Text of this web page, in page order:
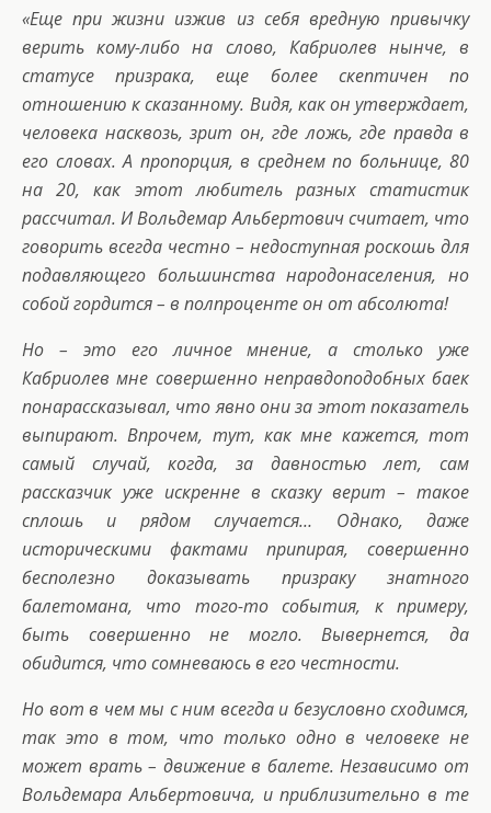
«Еще при жизни изжив из себя вредную привычку
верить кому-либо на слово, Кабриолев нынче, в
статусе призрака, еще более скептичен по
отношению к сказанному. Видя, как он утверждает,
человека насквозь, зрит он, где ложь, где правда в
его словах. А пропорция, в среднем по больнице, 80
на 20, как этот любитель разных статистик
рассчитал. И Вольдемар Альбертович считает, что
говорить всегда честно – недоступная роскошь для
подавляющего большинства народонаселения, но
собой гордится – в полпроценте он от абсолюта!
Но – это его личное мнение, а столько уже
Кабриолев мне совершенно неправдоподобных баек
понарассказывал, что явно они за этот показатель
выпирают. Впрочем, тут, как мне кажется, тот
самый случай, когда, за давностью лет, сам
рассказчик уже искренне в сказку верит – такое
сплошь и рядом случается… Однако, даже
историческими фактами припирая, совершенно
бесполезно доказывать призраку знатного
балетомана, что того-то события, к примеру,
быть совершенно не могло. Вывернется, да
обидится, что сомневаюсь в его честности.
Но вот в чем мы с ним всегда и безусловно сходимся,
так это в том, что только одно в человеке не
может врать – движение в балете. Независимо от
Вольдемара Альбертовича, и приблизительно в те